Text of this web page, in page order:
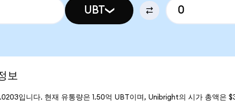
UBT
보
입니다. 현재 유통량은 1.50억 UBT이며, Unibright의 시가 총액은